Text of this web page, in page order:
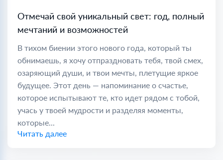
Отмечай свой уникальный свет: год, полный
мечтаний и возможностей
В тихом биении этого нового года, который ты
обнимаешь, я хочу отпраздновать тебя, твой смех,
озаряющий души, и твои мечты, плетущие яркое
будущее. Этот день — напоминание о счастье,
которое испытывают те, кто идет рядом с тобой,
учась у твоей мудрости и разделяя моменты,
которые...
Читать далее